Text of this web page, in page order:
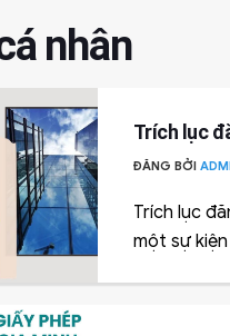
nhân
Trích lục
ĐĂNG BỞI
Trích lục
một sự